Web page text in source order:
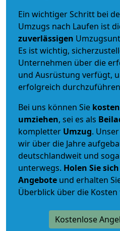
Ein wichtiger Schritt bei
Umzugs nach Laufen ist
zuverlässigen
Es ist wichtig,
Unternehmen über die
und Ausrüstung verfügt,
erfolgreich
Bei uns können Sie
umziehen, sei es als
kompletter Umzug.
wir über die Jahre
deutschlandweit und
unterwegs. Holen Sie
Angebote und erhalten
Überblick über die
Kostenlose